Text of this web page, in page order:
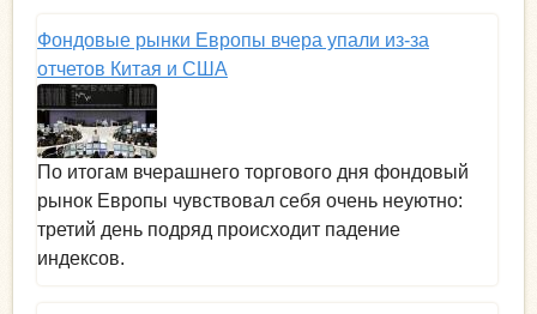
Фондовые рынки Европы вчера упали из-за
отчетов Китая и США
По итогам вчерашнего торгового дня фондовый
рынок Европы чувствовал себя очень неуютно:
третий день подряд происходит падение
индексов.